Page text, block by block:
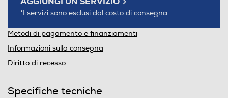
*I servizi sono esclusi dal costo di consegna
Metodi di pagamento e finanziamenti
Informazioni sulla consegna
Diritto di recesso
Specifiche tecniche